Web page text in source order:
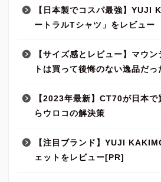
【日本製でコスパ最強】YUJI
ートラルTシャツ」をレビュー
【サイズ感とレビュー】マウ
トは買って後悔のない逸品だっ
【2023年最新】CT70が日本
らウロコの解決策
【注目ブランド】YUJI
ェットをレビュー[PR]